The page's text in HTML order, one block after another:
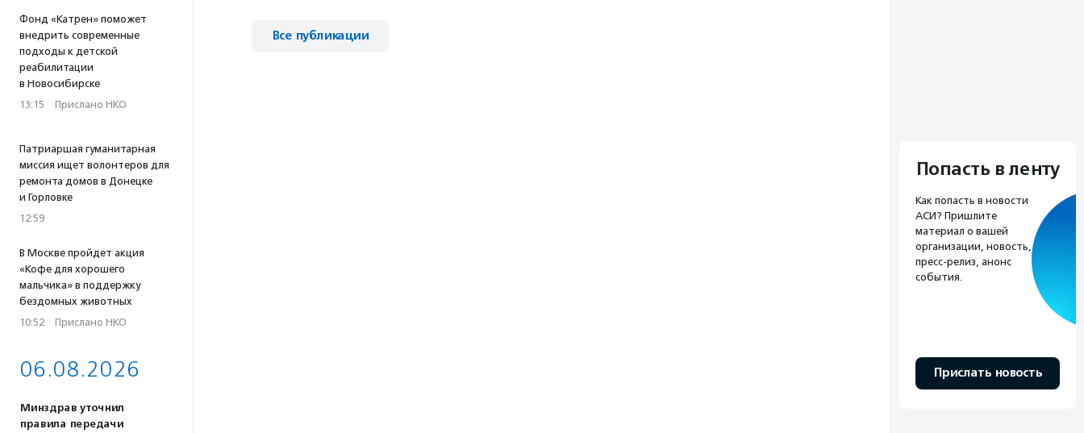
Фонд «Катрен» поможет
внедрить современные
подходы к детской
реабилитации
в Новосибирске
13:15 · Прислано НКО
Патриаршая гуманитарная
миссия ищет волонтеров для
ремонта домов в Донецке
и Горловке
12:59
В Москве пройдет акция
«Кофе для хорошего
мальчика» в поддержку
бездомных животных
10:52 · Прислано НКО
06.08.2026
Минздрав уточнил
правила передачи
Все публикации
Попасть в ленту
Как попасть в новости
АСИ? Пришлите
материал о вашей
организации, новость,
пресс-релиз, анонс
события.
Прислать новость